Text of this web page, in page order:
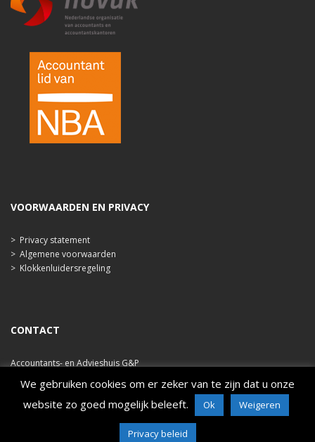
VOORWAARDEN EN PRIVACY
> Privacy statement
> Algemene voorwaarden
> Klokkenluidersregeling
CONTACT
Accountants- en Advieshuis G&P
Ooststraat 47b
4421 EA Kapelle
tel. 0113 348 786
We gebruiken cookies om er zeker van te zijn dat u onze
website zo goed mogelijk beleeft.
Ok Weigeren
Privacy beleid